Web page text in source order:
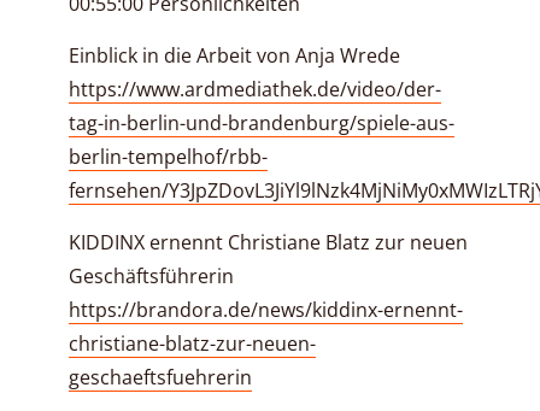
Einblick in die Arbeit von Anja Wrede
https://www.ardmediathek.de/video/der-
tag-in-berlin-und-brandenburg/spiele-aus-
berlin-tempelhof/rbb-
fernsehen/
KIDDINX ernennt Christiane Blatz zur neuen
Geschäftsführerin
https://brandora.de/news/kiddinx-ernennt-
christiane-blatz-zur-neuen-
geschaeftsfuehrerin